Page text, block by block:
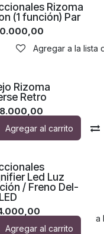
Rizoma
(1 función) Par
Agregar a la lista
de deseos
Rizoma
Retro
Agregar al carrito
Agregar a la
¡Nuevo!
Led Luz
/ Freno Del-
Agregar al carrito